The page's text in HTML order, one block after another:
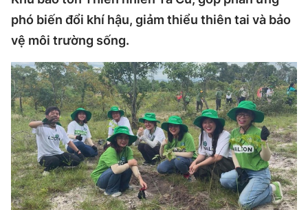
phó biến đổi khí hậu, giảm thiểu thiên tai và bảo
vệ môi trường sống.